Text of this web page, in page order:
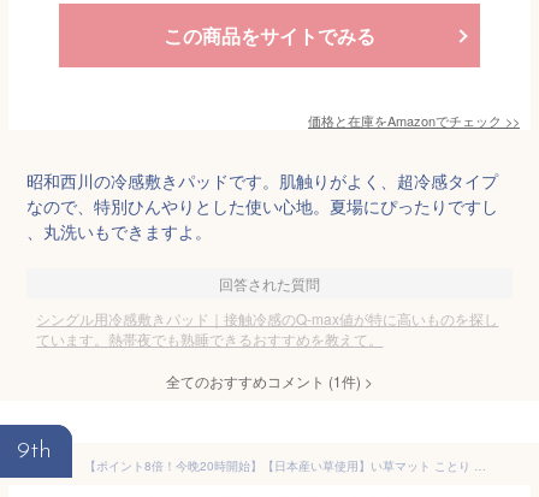
この商品をサイトでみる
価格と在庫をAmazonでチェック >>
昭和西川の冷感敷きパッドです。肌触りがよく、超冷感タイプ
なので、特別ひんやりとした使い心地。夏場にぴったりですし
、丸洗いもできますよ。
回答された質問
シングル用冷感敷きパッド｜接触冷感のQ-max値が特に高いものを探し
ています。熱帯夜でも熟睡できるおすすめを教えて。
全てのおすすめコメント (1件) >
9th
【ポイント8倍！今晩20時開始】【日本産い草使用】い草マット ことり 70x180cm ネイビー 寝具 寝ござ 敷きパッド 日本製 国産 天然素材 い草 コットン メセキ織り 和風 抗菌 防臭 夏 夏用 和風 お昼寝 空気清浄 父の日ギフト